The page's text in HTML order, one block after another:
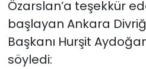
Özarslan’a teşekkür
başlayan Ankara
Başkanı Hurşit
söyledi: